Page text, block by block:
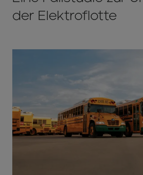
der Elektroflotte